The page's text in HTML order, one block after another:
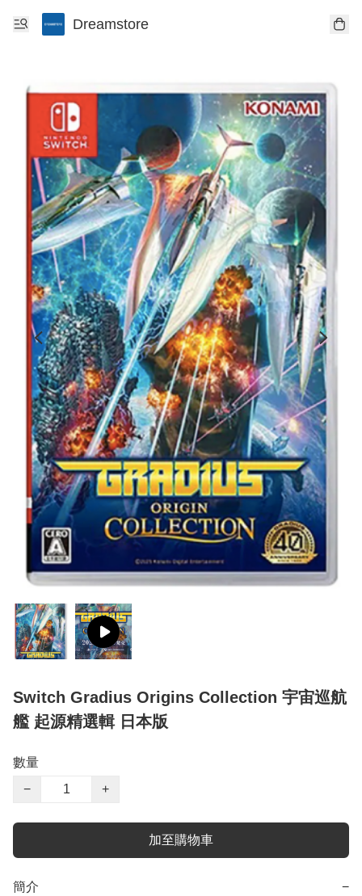
Dreamstore
Switch Gradius Origins Collection 宇宙巡航
艦 起源精選輯 日本版
數量
−
+
加至購物車
簡介 −